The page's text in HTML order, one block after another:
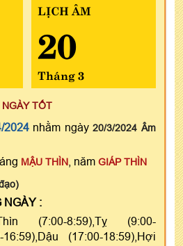
LỊCH ÂM
20
Tháng 3
NGÀY TỐT
2024nhằm ngày20/3/2024 Âm
MẬU THÌN , năm GIÁP THÌN
NGÀY :
(7:00-8:59),Tỵ (9:00-
(17:00-18:59),Hợi